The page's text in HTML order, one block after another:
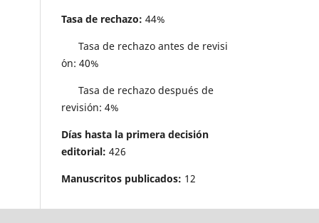
Tasa de rechazo: 44%
Tasa de rechazo antes de revisi
´on: 40%
Tasa de rechazo después de
revisión: 4%
Días hasta la primera decisión
editorial: 426
Manuscritos publicados: 12